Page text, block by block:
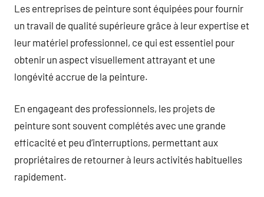
Les entreprises de peinture sont équipées pour fournir
un travail de qualité supérieure grâce à leur expertise et
leur matériel professionnel, ce qui est essentiel pour
obtenir un aspect visuellement attrayant et une
longévité accrue de la peinture.
En engageant des professionnels, les projets de
peinture sont souvent complétés avec une grande
efficacité et peu d’interruptions, permettant aux
propriétaires de retourner à leurs activités habituelles
rapidement.